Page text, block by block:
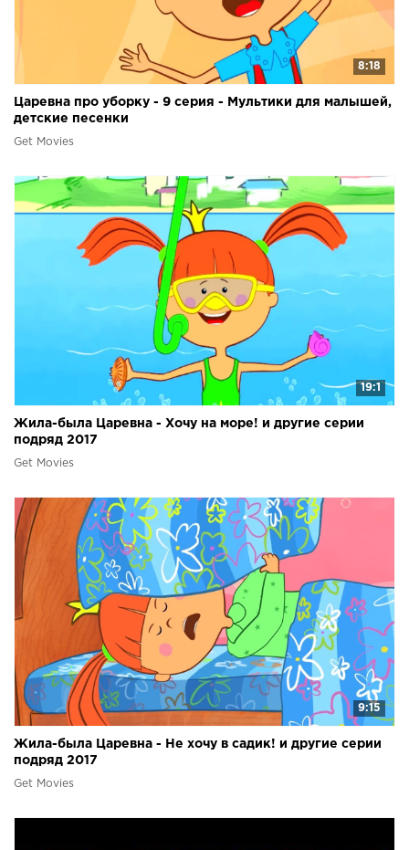
8:18
Царевна про уборку - 9 серия - Мультики для малышей,
детские песенки
Get Movies
19:1
Жила-была Царевна - Хочу на море! и другие серии
подряд 2017
Get Movies
9:15
Жила-была Царевна - Не хочу в садик! и другие серии
подряд 2017
Get Movies